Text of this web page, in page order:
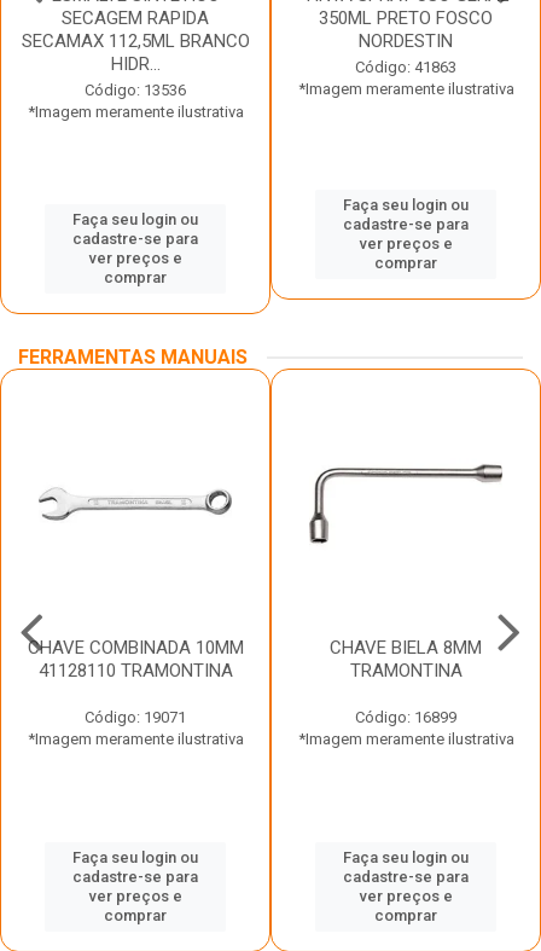
SECAGEM RAPIDA
SECAMAX 112,5ML BRANCO
HIDR...
Código: 13536
*Imagem meramente ilustrativa
Faça seu login ou
cadastre-se para
ver preços e
comprar
350ML PRETO FOSCO
NORDESTIN
Código: 41863
*Imagem meramente ilustrativa
Faça seu login ou
cadastre-se para
ver preços e
comprar
FERRAMENTAS MANUAIS
CHAVE COMBINADA 10MM
41128110 TRAMONTINA
Código: 19071
*Imagem meramente ilustrativa
Faça seu login ou
cadastre-se para
ver preços e
comprar
CHAVE BIELA 8MM
TRAMONTINA
Código: 16899
*Imagem meramente ilustrativa
Faça seu login ou
cadastre-se para
ver preços e
comprar